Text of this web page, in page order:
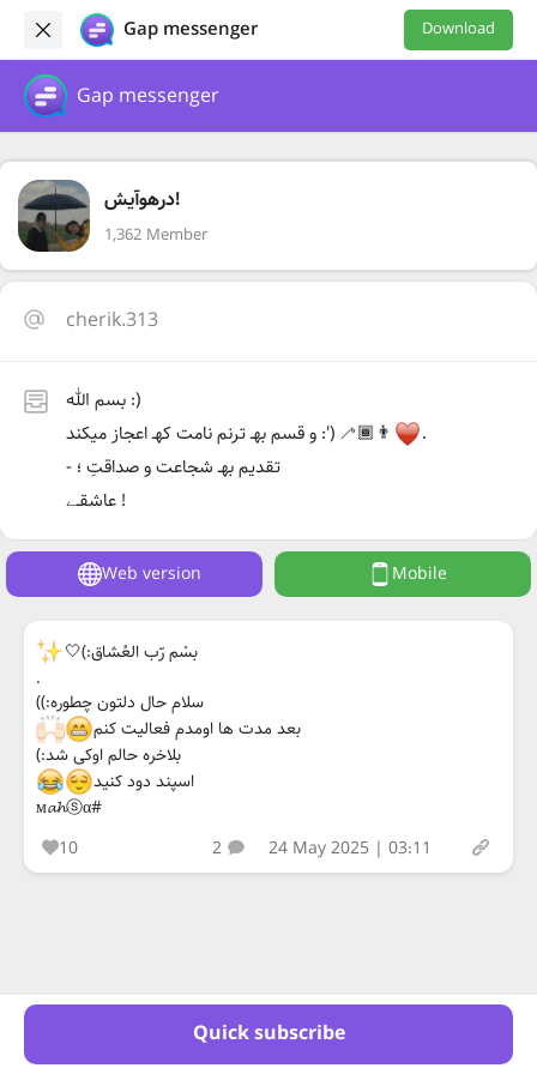
Gap messenger Download
Gap messenger
درهوآیش!
1,362 Member
cherik.313
بسم الله :)
و قسم بھـ ترنم نامت کھـ اعجاز میکند :') 👨🏾‍🦯
.
- تقدیم بھـ شجاعت و صداقتِ ؛
عاشقـے !
Quick subscribe
Web version Mobile
بسْم رّب العُشاق:)🤍
.
سلام حال دلتون چطوره:))
بعد مدت ها اومدم فعالیت کنم
بلاخره حالم اوکی شد:)
اسپند دود کنید
#м𝓪𝓱ⓢα
10
2 24 May 2025 | 03:11